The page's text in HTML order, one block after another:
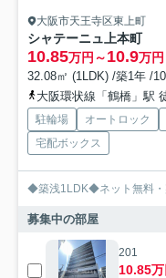
大阪市天王寺区東上町
シャテーニュ上本町
10.85万円～10.9万円
32.08㎡ (1LDK) /築1年 /
大阪環状線「鶴橋」駅
駐輪場 オートロック
宅配ボックス
◆築浅1LDK◆ネット無料・
募集中の部屋
201
10.85万